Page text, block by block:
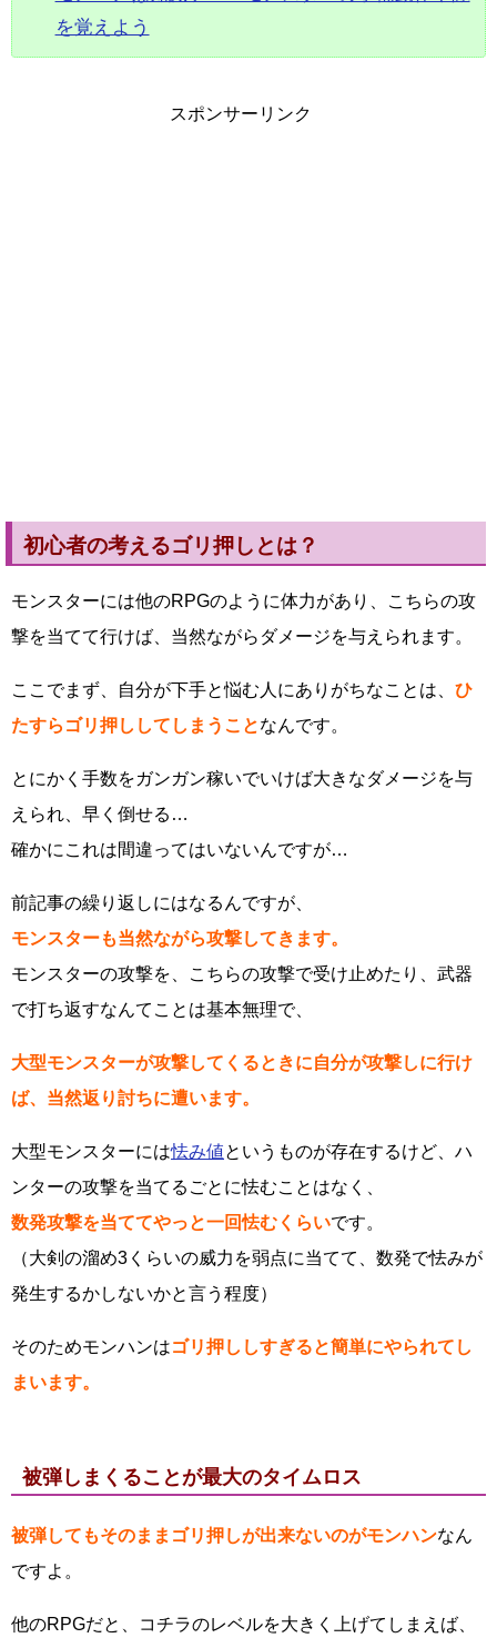
を覚えよう
スポンサーリンク
初心者の考えるゴリ押しとは？
モンスターには他のRPGのように体力があり、こちらの攻
撃を当てて行けば、当然ながらダメージを与えられます。
ここでまず、自分が下手と悩む人にありがちなことは、 ひ
たすらゴリ押ししてしまうことなんです。
とにかく手数をガンガン稼いでいけば大きなダメージを与
えられ、早く倒せる…
確かにこれは間違ってはいないんですが…
前記事の繰り返しにはなるんですが、
モンスターも当然ながら攻撃してきます。
モンスターの攻撃を、こちらの攻撃で受け止めたり、武器
で打ち返すなんてことは基本無理で、
大型モンスターが攻撃してくるときに自分が攻撃しに行け
ば、当然返り討ちに遭います。
大型モンスターには怯み値というものが存在するけど、ハ
ンターの攻撃を当てるごとに怯むことはなく、
数発攻撃を当ててやっと一回怯むくらいです。
（大剣の溜め3くらいの威力を弱点に当てて、数発で怯みが
発生するかしないかと言う程度）
そのためモンハンはゴリ押ししすぎると簡単にやられてし
まいます。
被弾しまくることが最大のタイムロス
被弾してもそのままゴリ押しが出来ないのがモンハンなん
ですよ。
他のRPGだと、コチラのレベルを大きく上げてしまえば、